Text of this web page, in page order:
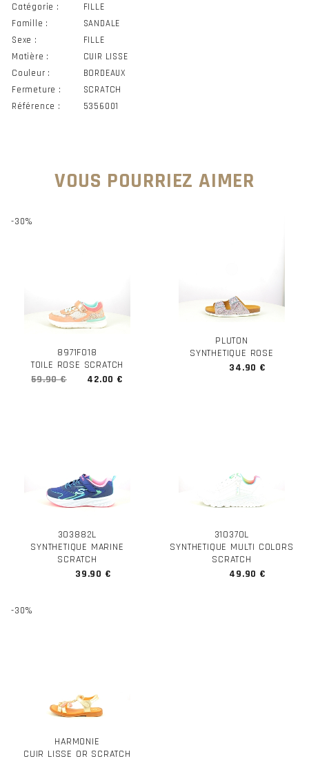
Catégorie :
FILLE
Famille :
SANDALE
Sexe :
FILLE
Matière :
CUIR LISSE
Couleur :
BORDEAUX
Fermeture :
SCRATCH
Référence :
5356001
VOUS POURRIEZ AIMER
-30%
8971F018
TOILE ROSE SCRATCH
59.90 €
42.00 €
PLUTON
SYNTHETIQUE ROSE
34.90 €
303882L
SYNTHETIQUE MARINE
SCRATCH
39.90 €
310370L
SYNTHETIQUE MULTI COLORS
SCRATCH
49.90 €
-30%
HARMONIE
CUIR LISSE OR SCRATCH